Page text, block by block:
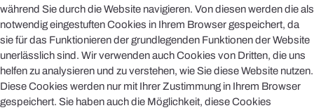
während Sie durch die Website navigieren. Von diesen werden die als
notwendig eingestuften Cookies in Ihrem Browser gespeichert, da
sie für das Funktionieren der grundlegenden Funktionen der Website
unerlässlich sind. Wir verwenden auch Cookies von Dritten, die uns
helfen zu analysieren und zu verstehen, wie Sie diese Website nutzen.
Diese Cookies werden nur mit Ihrer Zustimmung in Ihrem Browser
gespeichert. Sie haben auch die Möglichkeit, diese Cookies